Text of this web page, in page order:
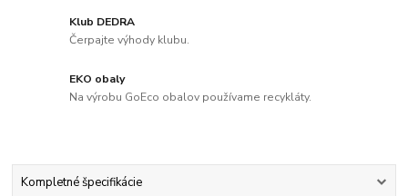
Klub DEDRA
Čerpajte výhody klubu.
EKO obaly
Na výrobu GoEco obalov používame recykláty.
Kompletné špecifikácie